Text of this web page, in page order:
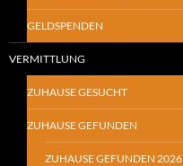
GELDSPENDEN
VERMITTLUNG
ZUHAUSE GESUCHT
ZUHAUSE GEFUNDEN
ZUHAUSE GEFUNDEN 2026